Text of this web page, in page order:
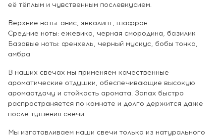
её тёплым и чувственным послевкусием.
Верхние ноты: анис, эвкалипт, шафран
Средние ноты: ежевика, черная смородина, базилик
Базовые ноты: фенхель, черный мускус, бобы тонка,
амбра
В наших свечах мы применяем качественные
ароматические отдушки, обеспечивающие высокую
аромаотдачу и стойкость аромата. Запах быстро
распространяется по комнате и долго держится даже
после тушения свечи.
Мы изготавливаем наши свечи только из натурального